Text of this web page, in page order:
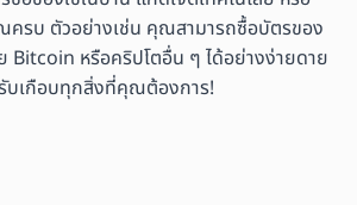
ครบ ตัวอย่างเช่น คุณสามารถซื้อบัตรของ
หรือคริปโตอื่น ๆ ได้อย่างง่ายดาย
บเกือบทุกสิ่งที่คุณต้องการ!